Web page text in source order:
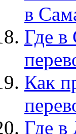
в
Где в
Как
Где в